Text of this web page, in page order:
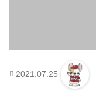
2021.07.25